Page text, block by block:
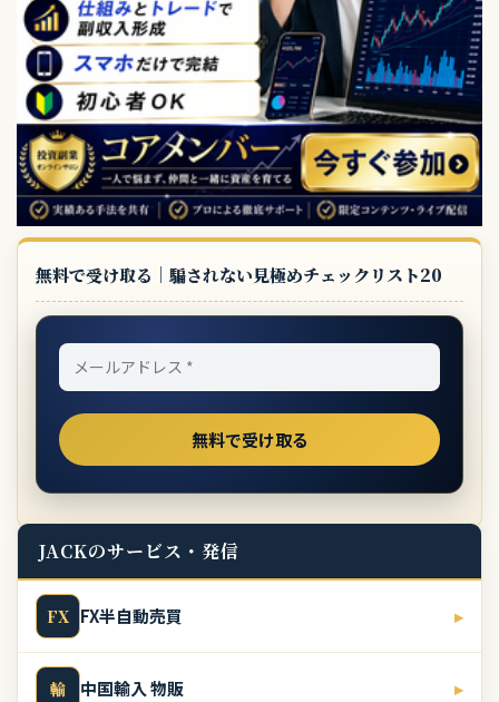
無料で受け取る｜騙されない見極めチェックリスト20
JACKのサービス・発信
FX FX半自動売買 ▸
輸 中国輸入 物販 ▸